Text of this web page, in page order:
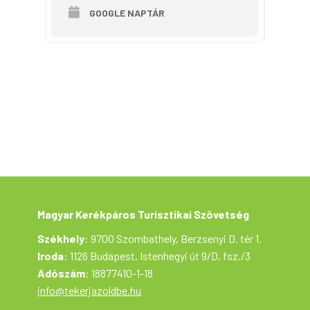
GOOGLE NAPTÁR
Magyar Kerékpáros Turisztikai Szövetség
Székhely: 9700 Szombathely, Berzsenyi D. tér 1.
Iroda: 1126 Budapest, Istenhegyi út 9/D, fsz./3
Adószám: 18877410-1-18
info@tekerjazoldbe.hu